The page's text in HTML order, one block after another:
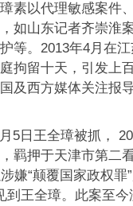
素以代理敏感案件
如山东记者齐崇淮
等。2013年4月在
拘留十天，引发上
及西方媒体关注报
5日王全璋被抓，
羁押于天津市第二
嫌“颠覆国家政权罪
到王全璋。此案至